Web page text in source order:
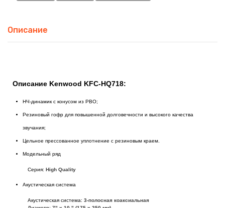
Описание
Описание Kenwood KFC-HQ718:
НЧ-динамик с конусом из РВО;
Резиновый гофр для повышенной долговечности и высокого качества
звучания;
Цельное прессованное уплотнение с резиновым краем.
Модельный ряд
Серия: High Quality
Акустическая система
Акустическая система: 3-полосная коаксиальная